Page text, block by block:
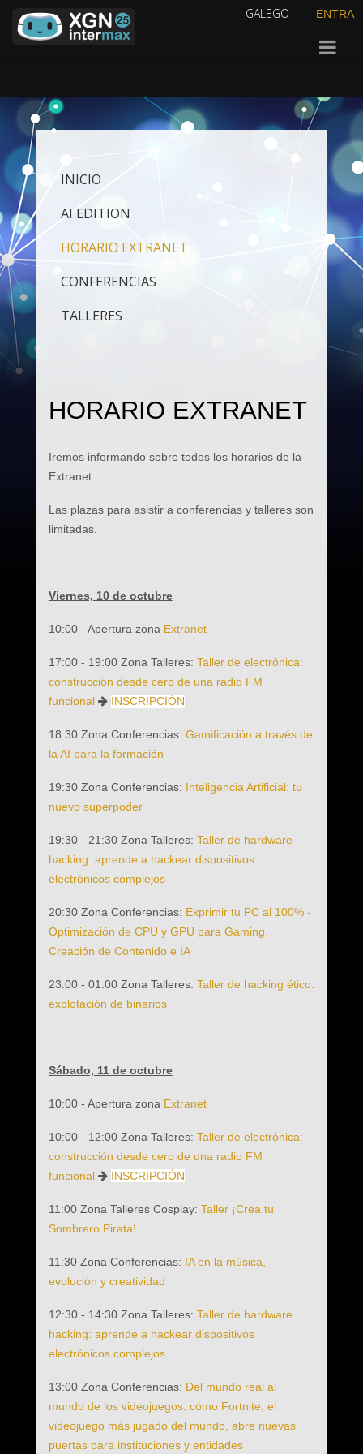
ENTRA
GALEGO
INICIO
AI EDITION
HORARIO EXTRANET
CONFERENCIAS
TALLERES
HORARIO EXTRANET
Iremos informando sobre todos los horarios de la
Extranet.
Las plazas para asistir a conferencias y talleres son
limitadas.
Viernes, 10 de octubre
10:00 - Apertura zona Extranet
17:00 - 19:00 Zona Talleres: Taller de electrónica:
construcción desde cero de una radio FM
funcional
INSCRIPCIÓN
18:30 Zona Conferencias: Gamificación a través de
la AI para la formación
19:30 Zona Conferencias: Inteligencia Artificial: tu
nuevo superpoder
19:30 - 21:30 Zona Talleres: Taller de hardware
hacking: aprende a hackear dispositivos
electrónicos complejos
20:30 Zona Conferencias: Exprimir tu PC al 100% -
Optimización de CPU y GPU para Gaming,
Creación de Contenido e IA
23:00 - 01:00 Zona Talleres: Taller de hacking ético:
explotación de binarios
Sábado, 11 de octubre
10:00 - Apertura zona Extranet
10:00 - 12:00 Zona Talleres: Taller de electrónica:
construcción desde cero de una radio FM
funcional
INSCRIPCIÓN
11:00 Zona Talleres Cosplay: Taller ¡Crea tu
Sombrero Pirata!
11:30 Zona Conferencias: IA en la música,
evolución y creatividad
12:30 - 14:30 Zona Talleres: Taller de hardware
hacking: aprende a hackear dispositivos
electrónicos complejos
13:00 Zona Conferencias: Del mundo real al
mundo de los videojuegos: cómo Fortnite, el
videojuego más jugado del mundo, abre nuevas
puertas para instituciones y entidades